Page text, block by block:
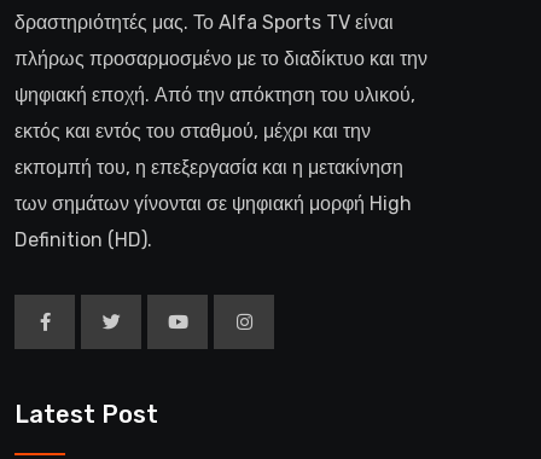
δραστηριότητές μας. Το Alfa Sports TV είναι
πλήρως προσαρμοσμένο με το διαδίκτυο και την
ψηφιακή εποχή. Από την απόκτηση του υλικού,
εκτός και εντός του σταθμού, μέχρι και την
εκπομπή του, η επεξεργασία και η μετακίνηση
των σημάτων γίνονται σε ψηφιακή μορφή High
Definition (HD).
Latest Post